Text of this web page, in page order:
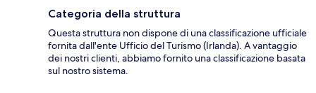
Categoria della struttura
Questa struttura non dispone di una classificazione ufficiale
fornita dall'ente Ufficio del Turismo (Irlanda). A vantaggio
dei nostri clienti, abbiamo fornito una classificazione basata
sul nostro sistema.